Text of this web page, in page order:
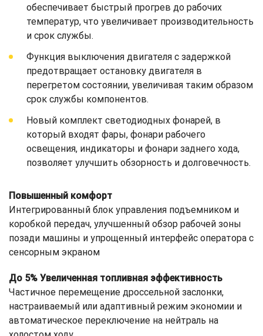
обеспечивает быстрый прогрев до рабочих
температур, что увеличивает производительность
и срок службы.
Функция выключения двигателя с задержкой
предотвращает остановку двигателя в
перегретом состоянии, увеличивая таким образом
срок службы компонентов.
Новый комплект светодиодных фонарей, в
который входят фары, фонари рабочего
освещения, индикаторы и фонари заднего хода,
позволяет улучшить обзорность и долговечность.
Повышенный комфорт
Интегрированный блок управления подъемником и
коробкой передач, улучшенный обзор рабочей зоны
позади машины и упрощенный интерфейс оператора с
сенсорным экраном
До 5% Увеличенная топливная эффективность
Частичное перемещение дроссельной заслонки,
настраиваемый или адаптивный режим экономии и
автоматическое переключение на нейтраль на